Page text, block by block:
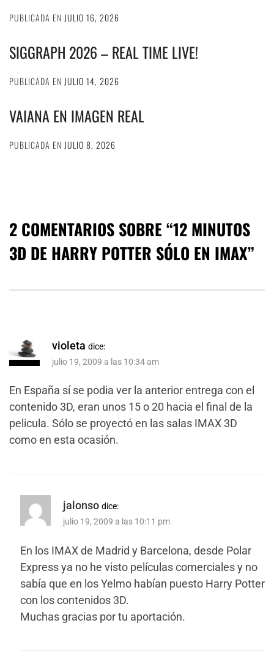
PUBLICADA EN JULIO 16, 2026
SIGGRAPH 2026 – REAL TIME LIVE!
PUBLICADA EN JULIO 14, 2026
VAIANA EN IMAGEN REAL
PUBLICADA EN JULIO 8, 2026
2 COMENTARIOS SOBRE “12 MINUTOS
3D DE HARRY POTTER SÓLO EN IMAX”
violeta dice:
julio 19, 2009 a las 10:34 am
En España sí se podia ver la anterior entrega con el
contenido 3D, eran unos 15 o 20 hacia el final de la
pelicula. Sólo se proyectó en las salas IMAX 3D
como en esta ocasión.
jalonso dice:
julio 19, 2009 a las 10:11 pm
En los IMAX de Madrid y Barcelona, desde Polar
Express ya no he visto películas comerciales y no
sabía que en los Yelmo habían puesto Harry Potter
con los contenidos 3D.
Muchas gracias por tu aportación.